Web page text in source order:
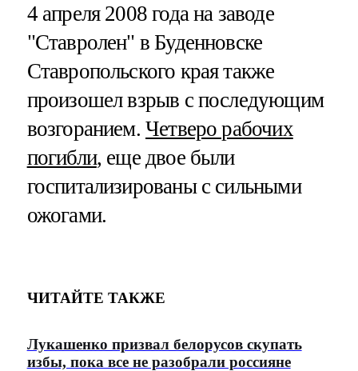
4 апреля 2008 года на заводе
"Ставролен" в Буденновске
Ставропольского края также
произошел взрыв с последующим
возгоранием. Четверо рабочих
погибли, еще двое были
госпитализированы с сильными
ожогами.
ЧИТАЙТЕ ТАКЖЕ
Лукашенко призвал белорусов скупать
избы, пока все не разобрали россияне